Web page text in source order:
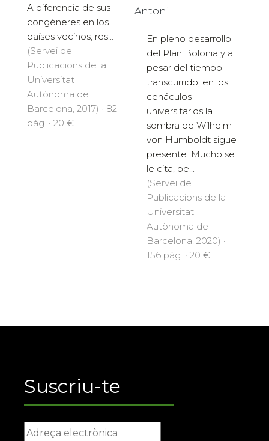
A diferencia de sus
congéneres en los
países vecinos, res...
(Servei de
Publicacions de la
Universitat
Autònoma de
Barcelona, 2017) · 82
pàg. · 20 €
Antoni
En pleno desarrollo
del Plan Bolonia y a
pesar del tiempo
transcurrido, en los
cenáculos
universitarios la
sombra de Wilhelm
von Humboldt sigue
presente. Mucho se
le cita, pe...
(Servei de
Publicacions de la
Universitat
Autònoma de
Barcelona, 2020) ·
156 pàg. · 20 €
Suscriu-te